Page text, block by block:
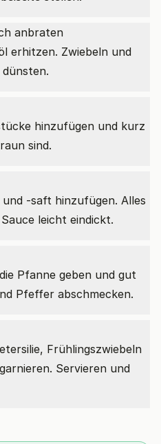
anbraten
erhitzen. Zwiebeln und
hinzufügen und kurz
sind.
-saft hinzufügen. Alles
leicht eindickt.
Pfanne geben und gut
Pfeffer abschmecken.
Frühlingszwiebeln
Servieren und